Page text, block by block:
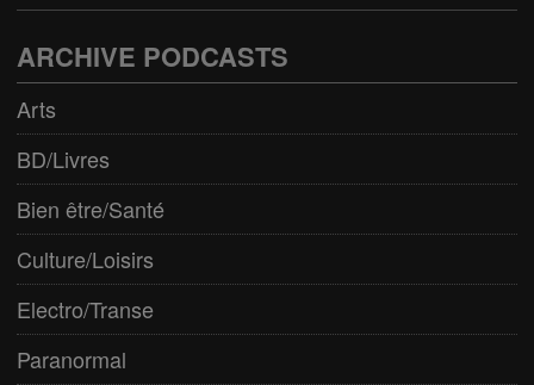
ARCHIVE PODCASTS
Arts
BD/Livres
Bien être/Santé
Culture/Loisirs
Electro/Transe
Paranormal